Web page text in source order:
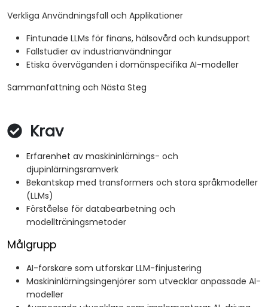
Verkliga Användningsfall och Applikationer
Fintunade LLMs för finans, hälsovård och kundsupport
Fallstudier av industrianvändningar
Etiska överväganden i domänspecifika AI-modeller
Sammanfattning och Nästa Steg
Krav
Erfarenhet av maskininlärnings- och
djupinlärningsramverk
Bekantskap med transformers och stora språkmodeller
(LLMs)
Förståelse för databearbetning och
modellträningsmetoder
Målgrupp
AI-forskare som utforskar LLM-finjustering
Maskininlärningsingenjörer som utvecklar anpassade AI-
modeller